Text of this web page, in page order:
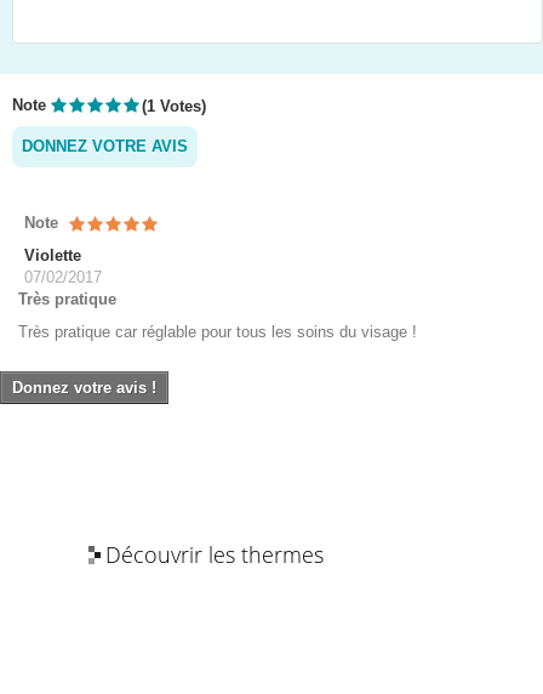
Note (1 Votes)
DONNEZ VOTRE AVIS
Note
Violette
07/02/2017
Très pratique
Très pratique car réglable pour tous les soins du visage !
Donnez votre avis !
Découvrir les thermes